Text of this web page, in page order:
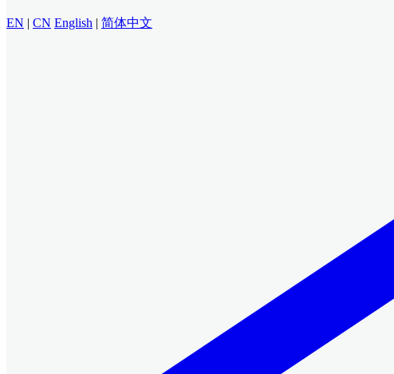
EN | CN English | 简体中文